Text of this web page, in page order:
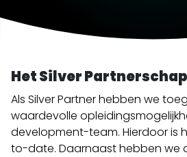
Het Silver
Als Silver Partner hebben we
waardevolle
development-team. Hierdoor is
to-date. Daarnaast hebben we